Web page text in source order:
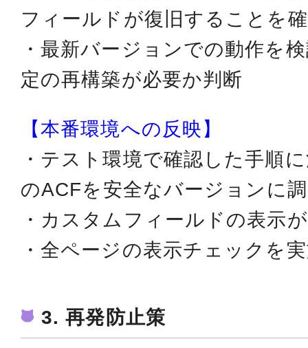
フィールドが復旧することを
・最新バージョンでの動作を
定の再構築が必要か判断
【本番環境への反映】
・テスト環境で確認した手順
のACFを安全なバージョンに
・カスタムフィールドの表示
・全ページの表示チェックを
3. 再発防止策